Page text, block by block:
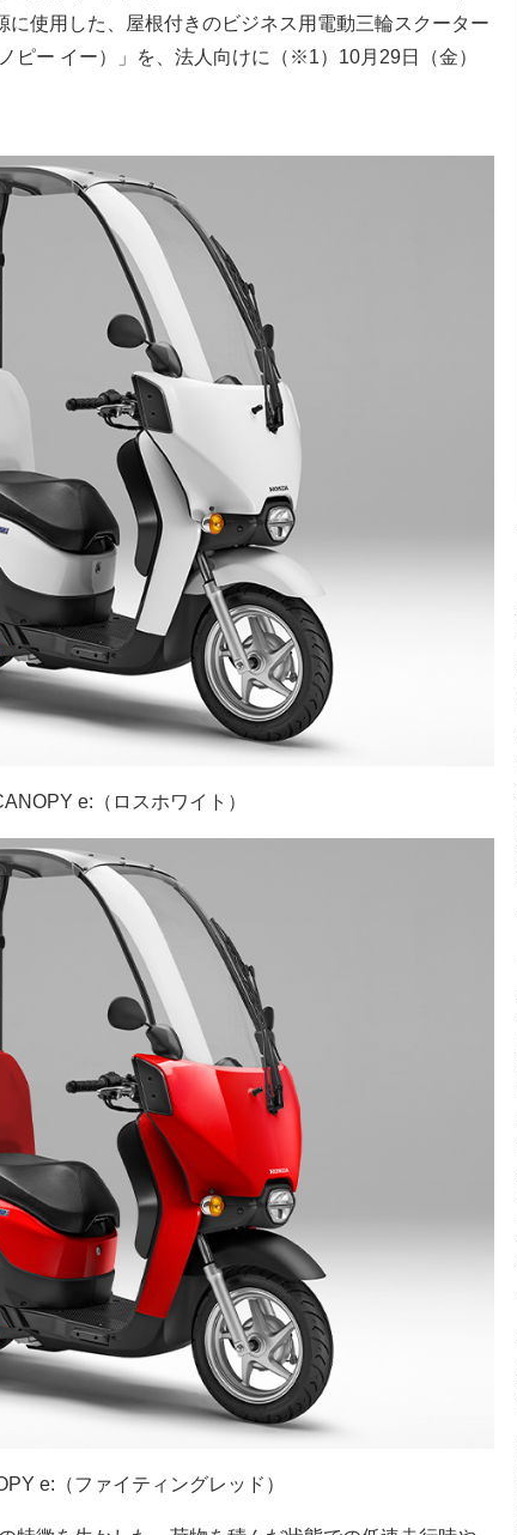
使用した、屋根付きのビジネス用電動三輪スクーター
ピー イー）」を、法人向けに（※1）10月29日（金）
e:（ロスホワイト）
e:（ファイティングレッド）